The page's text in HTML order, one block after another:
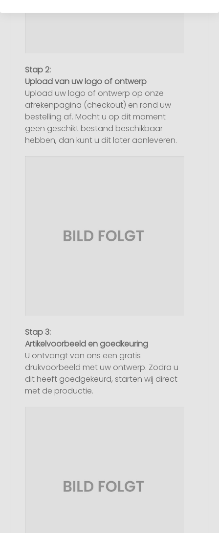
Stap 2:
Upload van uw logo of ontwerp
Upload uw logo of ontwerp op onze
afrekenpagina (checkout) en rond uw
bestelling af. Mocht u op dit moment
geen geschikt bestand beschikbaar
hebben, dan kunt u dit later aanleveren.
Stap 3:
Artikelvoorbeeld en goedkeuring
U ontvangt van ons een gratis
drukvoorbeeld met uw ontwerp. Zodra u
dit heeft goedgekeurd, starten wij direct
met de productie.